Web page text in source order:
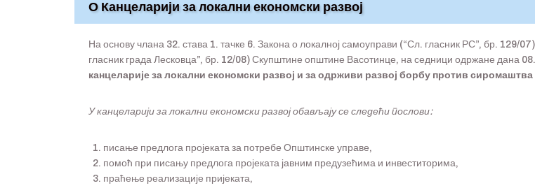
О Канцеларији за локални економски развој
На основу члана 32. става 1. тачке 6. Закона о локалној самоуправи (“Сл. гласник РС”, бр. 129/
гласник града Лесковца”, бр. 12/08) Скупштине општине Васотинце, на седници одржане дана
канцеларије за локални економски развој и за одрживи развој борбу против
У канцеларији за локални економски развој обављају се следећи послови:
писање предлога пројеката за потребе Општинске управе,
помоћ при писању предлога пројеката јавним предузећима и инвеститорима,
праћење реализације пријеката,